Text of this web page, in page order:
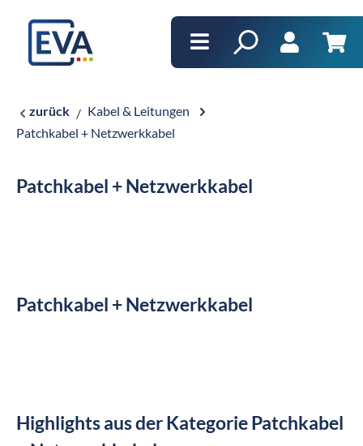
springen
zurück
Kabel & Leitungen
Patchkabel + Netzwerkkabel
Patchkabel + Netzwerkkabel
Patchkabel + Netzwerkkabel
Highlights aus der Kategorie Patchkabel